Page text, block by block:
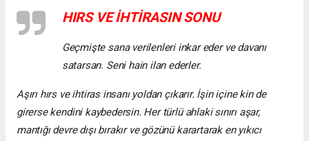
HIRS VE İHTİRASIN SONU
Geçmişte sana verilenleri inkar eder ve davanı
satarsan. Seni hain ilan ederler.
Aşırı hırs ve ihtiras insanı yoldan çıkarır. İşin içine kin de
girerse kendini kaybedersin. Her türlü ahlaki sınırı aşar,
mantığı devre dışı bırakır ve gözünü karartarak en yıkıcı